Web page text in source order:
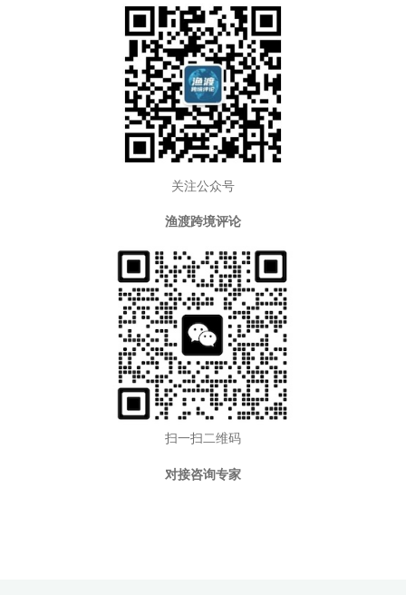
关注公众号
渔渡跨境评论
扫一扫二维码
对接咨询专家